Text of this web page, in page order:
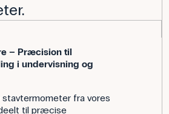
– Præcision til
i undervisning og
fra vores
til præcise